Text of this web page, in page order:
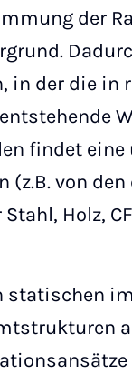
der
der die in
findet
von den
Holz,
statischen